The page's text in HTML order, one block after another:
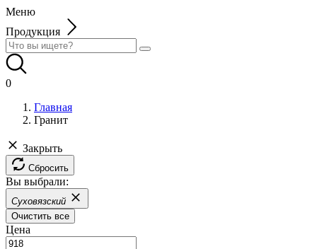
Меню
Продукция
0
Главная
Гранит
Закрыть
Сбросить
Вы выбрали:
Суховязский
Очистить все
Цена